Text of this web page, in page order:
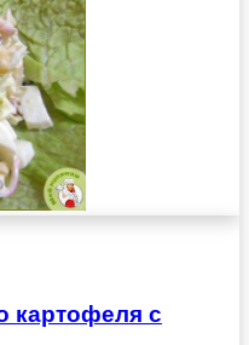
картофеля с